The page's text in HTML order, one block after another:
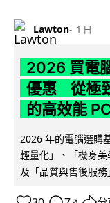
Lawton 1 日
2026 買電
優惠 從極
的高效能 PC
2026 年的電腦選購
輕量化」、「機身
及「品質與售後服務